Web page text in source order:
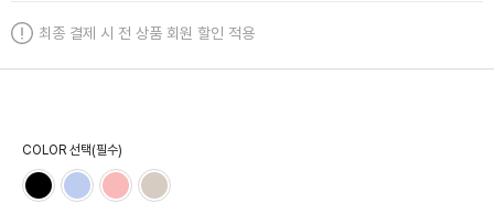
최종 결제 시 전 상품 회원 할인 적용
COLOR 선택(필수)